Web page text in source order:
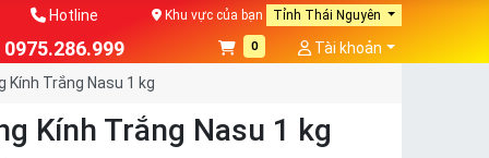
Hotline
0975.286.999
Khu vực của bạn Tỉnh Thái Nguyên
0
Tài khoản
Kính Trắng Nasu 1 kg
Kính Trắng Nasu 1 kg